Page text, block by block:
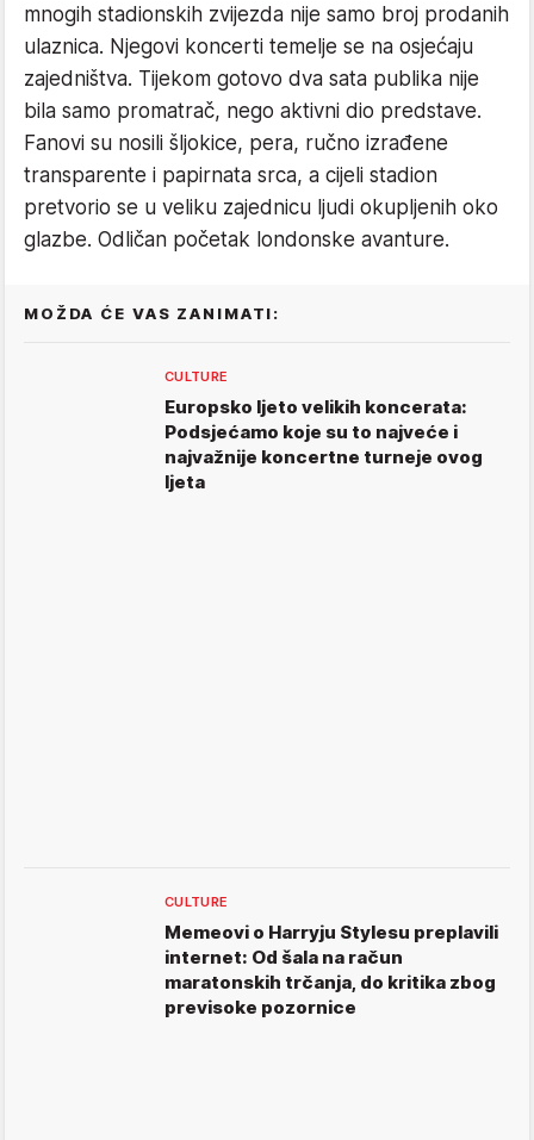
mnogih stadionskih zvijezda nije samo broj prodanih
ulaznica. Njegovi koncerti temelje se na osjećaju
zajedništva. Tijekom gotovo dva sata publika nije
bila samo promatrač, nego aktivni dio predstave.
Fanovi su nosili šljokice, pera, ručno izrađene
transparente i papirnata srca, a cijeli stadion
pretvorio se u veliku zajednicu ljudi okupljenih oko
glazbe. Odličan početak londonske avanture.
MOŽDA ĆE VAS ZANIMATI:
CULTURE
Europsko ljeto velikih koncerata:
Podsjećamo koje su to najveće i
najvažnije koncertne turneje ovog
ljeta
CULTURE
Memeovi o Harryju Stylesu preplavili
internet: Od šala na račun
maratonskih trčanja, do kritika zbog
previsoke pozornice